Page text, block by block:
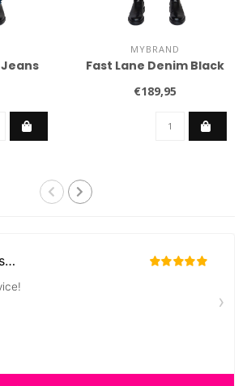
MYBRAND
Fast Lane Denim Black
€189,95